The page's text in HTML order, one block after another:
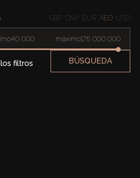
GBP CNY EUR AED USD
máximo
filtros BÚSQUEDA